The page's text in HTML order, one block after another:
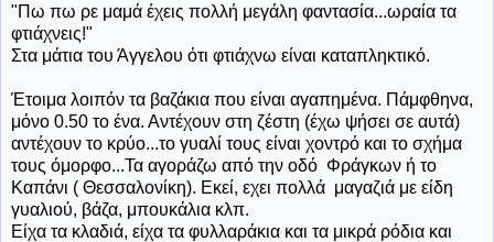
"Πω πω ρε μαμά έχεις πολλή μεγάλη φαντασία...ωραία τα
φτιάχνεις!"
Στα μάτια του Άγγελου ότι φτιάχνω είναι καταπληκτικό.
Έτοιμα λοιπόν τα βαζάκια που είναι αγαπημένα. Πάμφθηνα,
μόνο 0.50 το ένα. Αντέχουν στη ζέστη (έχω ψήσει σε αυτά)
αντέχουν το κρύο...το γυαλί τους είναι χοντρό και το σχήμα
τους όμορφο...Τα αγοράζω από την οδό Φράγκων ή το
Καπάνι ( Θεσσαλονίκη). Εκεί, εχει πολλά μαγαζιά με είδη
γυαλιού, βάζα, μπουκάλια κλπ.
Είχα τα κλαδιά, είχα τα φυλλαράκια και τα μικρά ρόδια και